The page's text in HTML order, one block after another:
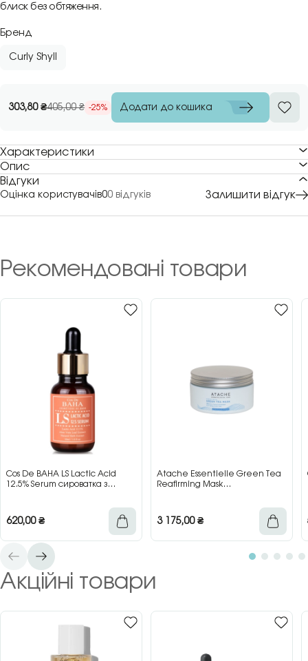
блиск без обтяження.
Бренд
Curly Shyll
303,80₴405,00₴ -25% Додати до кошика
Характеристики
Опис
Відгуки
Оцінка користувачів00 відгуків Залишити відгук
Рекомендовані товари
Cos De BAHA LS Lactic Acid
12.5% Serum сироватка з
620,00₴
Atache Essentielle Green Tea
Reafirming Mask
3 175,00₴
Акційні товари